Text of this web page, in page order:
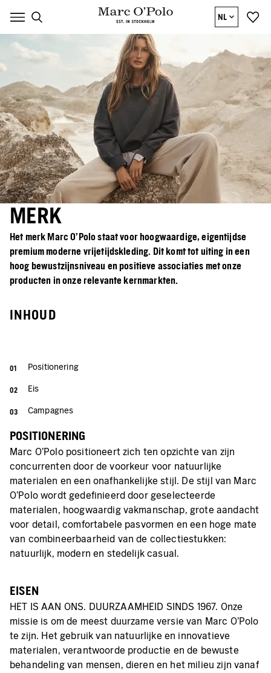
NL
MERK
Het merk Marc O'Polo staat voor hoogwaardige, eigentijdse
premium moderne vrijetijdskleding. Dit komt tot uiting in een
hoog bewustzijnsniveau en positieve associaties met onze
producten in onze relevante kernmarkten.
INHOUD
Positionering
Eis
Campagnes
POSITIONERING
Marc O'Polo positioneert zich ten opzichte van zijn
concurrenten door de voorkeur voor natuurlijke
materialen en een onafhankelijke stijl. De stijl van Marc
O'Polo wordt gedefinieerd door geselecteerde
materialen, hoogwaardig vakmanschap, grote aandacht
voor detail, comfortabele pasvormen en een hoge mate
van combineerbaarheid van de collectiestukken:
natuurlijk, modern en stedelijk casual.
EISEN
HET IS AAN ONS. DUURZAAMHEID SINDS 1967. Onze
missie is om de meest duurzame versie van Marc O'Polo
te zijn. Het gebruik van natuurlijke en innovatieve
materialen, verantwoorde productie en de bewuste
behandeling van mensen, dieren en het milieu zijn vanaf